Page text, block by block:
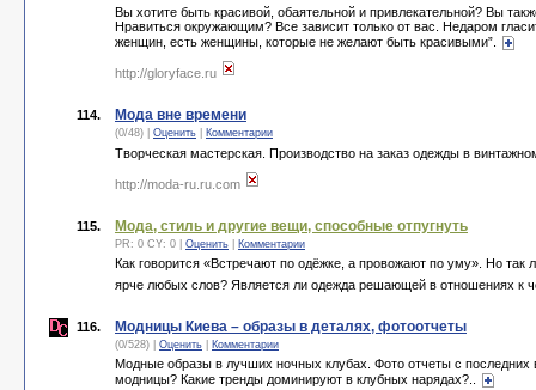
Вы хотите быть красивой, обаятельной и привлекательной? Вы
Нравиться окружающим? Все зависит только от вас. Недаром
женщин, есть женщины, которые не желают быть красивыми”.
http://gloryface.ru
114. Мода вне времени
(0/48) | Оценить Комментарии
Творческая мастерская. Производство на заказ одежды в
http://moda-ru.ru.com
115. Мода, стиль и другие вещи, способные отпугнуть
PR: 0 CY: 0 | Оценить Комментарии
Как говорится «Встречают по одёжке, а провожают по уму». Но так
ярче любых слов? Является ли одежда решающей в отношениях к
116. Модницы Киева – образы в деталях, фотоотчеты
(0/528) | Оценить Комментарии
Модные образы в лучших ночных клубах. Фото отчеты с последних
модницы? Какие тренды доминируют в клубных нарядах?..